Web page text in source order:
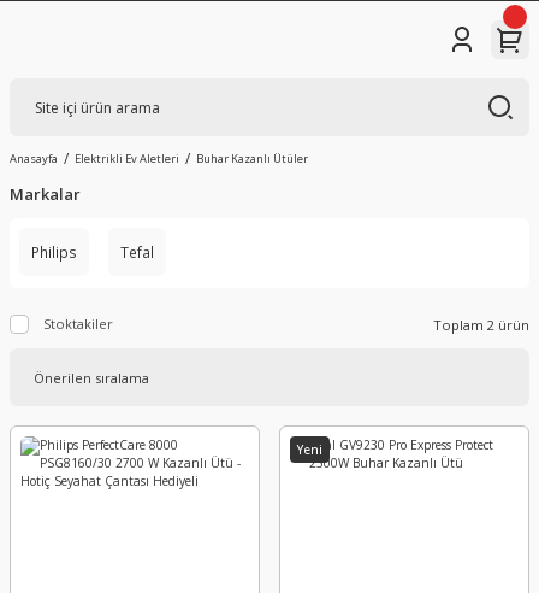
Anasayfa Elektrikli Ev Aletleri Buhar Kazanlı Ütüler
Markalar
Philips Tefal
Stoktakiler Toplam 2 ürün
Yeni